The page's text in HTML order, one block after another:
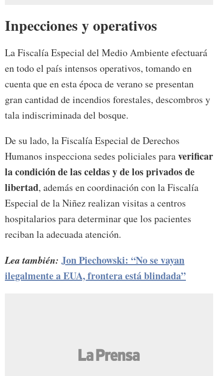
Inpecciones y operativos
La Fiscalía Especial del Medio Ambiente efectuará
en todo el país intensos operativos, tomando en
cuenta que en esta época de verano se presentan
gran cantidad de incendios forestales, descombros y
tala indiscriminada del bosque.
De su lado, la Fiscalía Especial de Derechos
Humanos inspecciona sedes policiales paraverificar
la condición de las celdas y de los privados de
libertad, además en coordinación con la Fiscalía
Especial de la Niñez realizan visitas a centros
hospitalarios para determinar que los pacientes
reciban la adecuada atención.
Lea también: Jon Piechowski: “No se vayan
ilegalmente a EUA, frontera está blindada”